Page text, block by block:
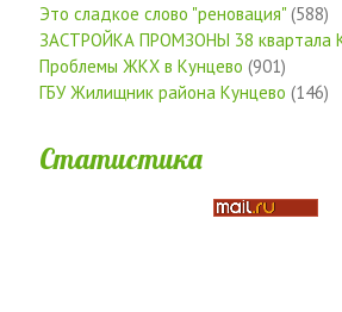
Это сладкое слово "реновация" (588)
ЗАСТРОЙКА ПРОМЗОНЫ 38 квартала
Проблемы ЖКХ в Кунцево (901)
ГБУ Жилищник района Кунцево (146)
Статистика